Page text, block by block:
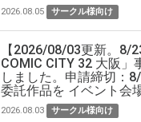
2026.08.05 サークル様向け
【2026/08/03更新。8/
COMIC CITY 32 大阪」
しました。申請締切：
委託作品を イベント会
2026.08.03 サークル様向け